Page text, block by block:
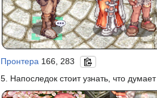
Пронтера 166, 283
5. Напоследок стоит узнать, что думает